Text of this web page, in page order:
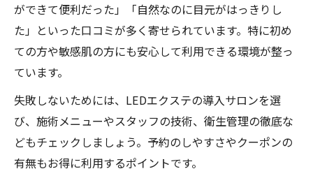
ができて便利だった」「自然なのに目元がはっきりし
た」といった口コミが多く寄せられています。特に初め
ての方や敏感肌の方にも安心して利用できる環境が整っ
ています。
失敗しないためには、LEDエクステの導入サロンを選
び、施術メニューやスタッフの技術、衛生管理の徹底な
どもチェックしましょう。予約のしやすさやクーポンの
有無もお得に利用するポイントです。